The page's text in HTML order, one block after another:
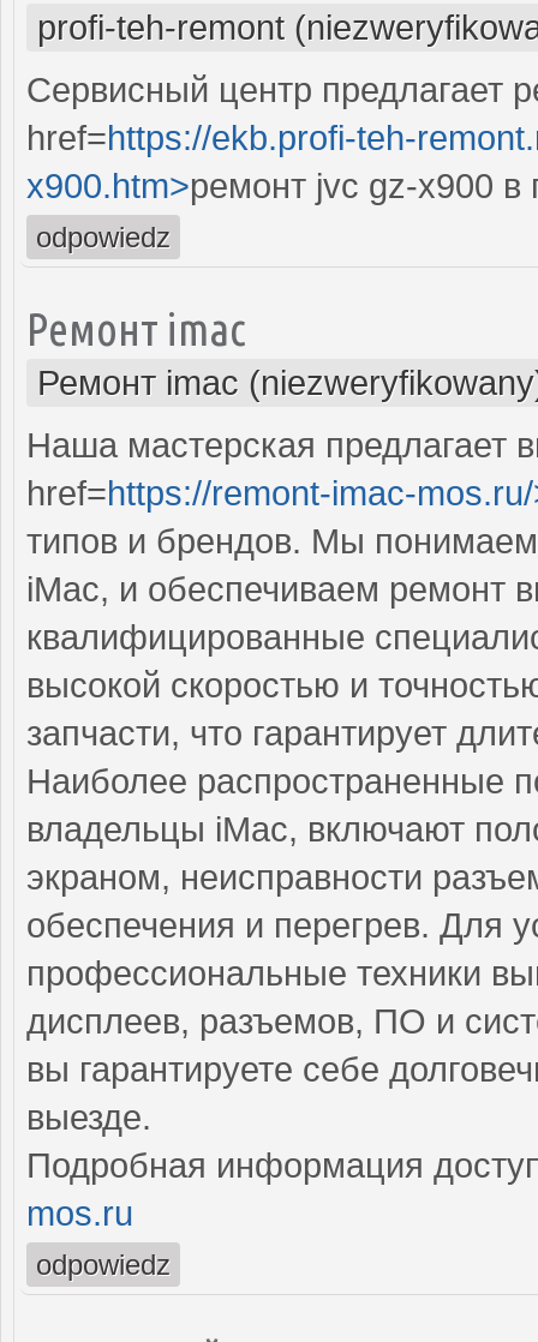
profi-teh-remont
Сервисный центр предлагает
href=https://ekb.profi-teh-
x900.htm>ремонт jvc gz-x900 в
odpowiedz
Ремонт imac
Ремонт imac
Наша мастерская предлагает
href=https://remont-imac-
типов и брендов. Мы
iMac, и обеспечиваем ремонт
квалифицированные
высокой скоростью и
запчасти, что гарантирует
Наиболее распространенные
владельцы iMac, включают
экраном, неисправности
обеспечения и перегрев. Для
профессиональные техники
дисплеев, разъемов, ПО и
вы гарантируете себе
выезде.
Подробная информация
mos.ru
odpowiedz